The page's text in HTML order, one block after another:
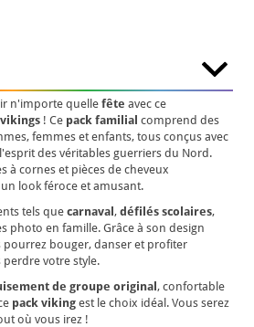
n'importe quellefête avec ce
! Ce pack familial comprend des
femmes et enfants, tous conçus avec
des véritables guerriers du Nord.
à cornes et pièces de cheveux
look féroce et amusant.
tels quecarnaval,défilés scolaires,
photo en famille. Grâce à son design
pourrez bouger, danser et profiter
votre style.
de groupe original, confortable
pack viking est le choix idéal. Vous serez
où vous irez !